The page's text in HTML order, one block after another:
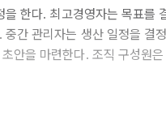
한다. 최고경영자는 목표를
간 관리자는 생산 일정을 결
안을 마련한다. 조직 구성원